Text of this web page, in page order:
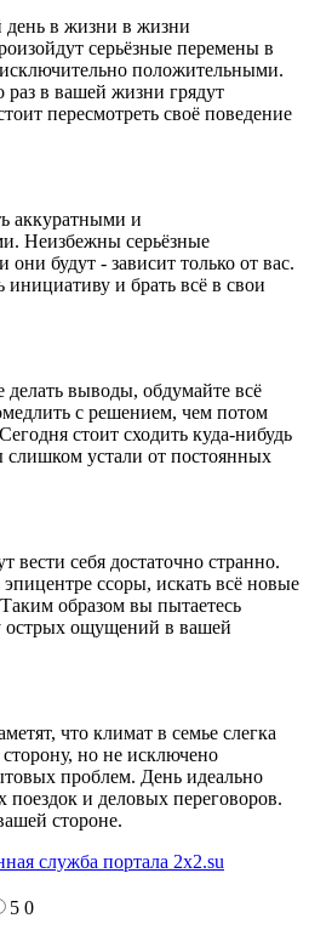
в жизни в жизни
серьёзные перемены в
положительными.
раз в вашей жизни грядут
пересмотреть своё поведение
аккуратными и
Неизбежны серьёзные
будут - зависит только от вас.
инициативу и брать всё в свои
делать выводы, обдумайте всё
с решением, чем потом
стоит сходить куда-нибудь
слишком устали от постоянных
вести себя достаточно странно.
ссоры, искать всё новые
образом вы пытаетесь
острых ощущений в вашей
что климат в семье слегка
но не исключено
проблем. День идеально
поездок и деловых переговоров.
стороне.
служба портала 2x2.su
5 0